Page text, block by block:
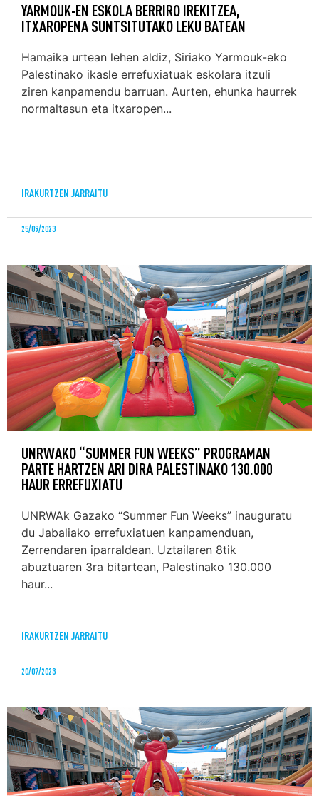
YARMOUK-EN ESKOLA BERRIRO IREKITZEA,
ITXAROPENA SUNTSITUTAKO LEKU BATEAN
Hamaika urtean lehen aldiz, Siriako Yarmouk-eko
Palestinako ikasle errefuxiatuak eskolara itzuli
ziren kanpamendu barruan. Aurten, ehunka haurrek
normaltasun eta itxaropen...
IRAKURTZEN JARRAITU
25/09/2023
UNRWAKO “SUMMER FUN WEEKS” PROGRAMAN
PARTE HARTZEN ARI DIRA PALESTINAKO 130.000
HAUR ERREFUXIATU
UNRWAk Gazako “Summer Fun Weeks” inauguratu
du Jabaliako errefuxiatuen kanpamenduan,
Zerrendaren iparraldean. Uztailaren 8tik
abuztuaren 3ra bitartean, Palestinako 130.000
haur...
IRAKURTZEN JARRAITU
20/07/2023